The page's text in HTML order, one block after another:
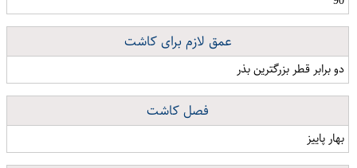
عمق لازم برای کاشت
دو برابر قطر بزرگترین بذر
فصل کاشت
بهار پاییز